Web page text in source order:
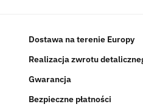
Dostawa na terenie Europy
Realizacja zwrotu
Gwarancja
Bezpieczne płatności